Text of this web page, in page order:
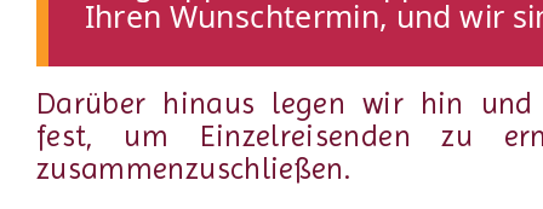
Ihren Wunschtermin, und wir
Darüber hinaus legen wir hin
fest, um Einzelreisenden zu
zusammenzuschließen.